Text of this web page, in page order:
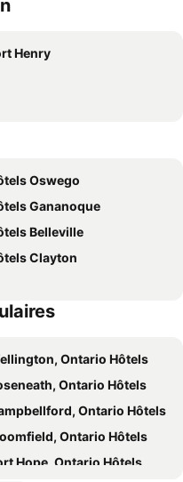
Motor Inn
Henry
Oswego
Gananoque
Belleville
Clayton
Ontario Hôtels
Ontario Hôtels
Ontario Hôtels
Ontario Hôtels
Hope, Ontario Hôtels